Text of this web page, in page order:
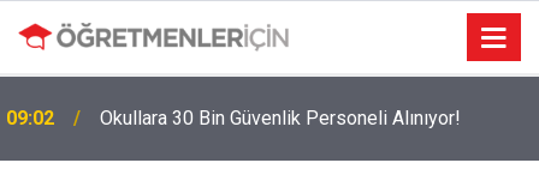
09:02 Okullara 30 Bin Güvenlik Personeli Alınıyor!
19:01
Öncelik Hangi Alanın Oldu?